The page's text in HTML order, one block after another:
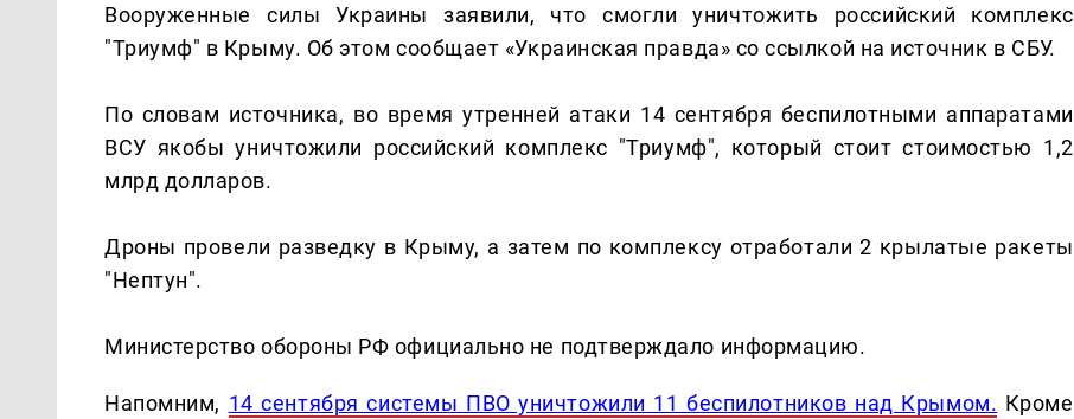
Вооруженные силы Украины заявили, что смогли уничтожить российский комплекс
"Триумф" в Крыму. Об этом сообщает «Украинская правда» со ссылкой на источник в СБУ.
По словам источника, во время утренней атаки 14 сентября беспилотными аппаратами
ВСУ якобы уничтожили российский комплекс "Триумф", который стоит стоимостью 1,2
млрд долларов.
Дроны провели разведку в Крыму, а затем по комплексу отработали 2 крылатые ракеты
"Нептун".
Министерство обороны РФ официально не подтверждало информацию.
Напомним, 14 сентября системы ПВО уничтожили 11 беспилотников над Крымом. Кроме